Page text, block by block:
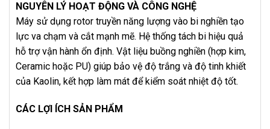
NGUYÊN LÝ HOẠT ĐỘNG VÀ CÔNG NGHỆ
Máy sử dụng rotor truyền năng lượng vào bi nghiền tạo
lực va chạm và cắt mạnh mẽ. Hệ thống tách bi hiệu quả
hỗ trợ vận hành ổn định. Vật liệu buồng nghiền (hợp kim,
Ceramic hoặc PU) giúp bảo vệ độ trắng và độ tinh khiết
của Kaolin, kết hợp làm mát để kiểm soát nhiệt độ tốt.
CÁC LỢI ÍCH SẢN PHẨM